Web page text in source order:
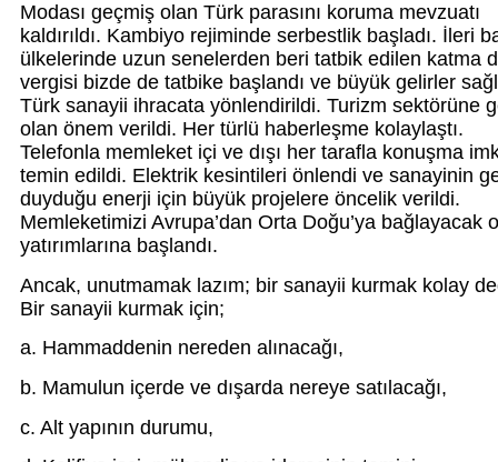
Modası geçmiş olan Türk parasını koruma mevzuatı
kaldırıldı. Kambiyo rejiminde serbestlik başladı. İleri
ülkelerinde uzun senelerden beri tatbik edilen katma
vergisi bizde de tatbike başlandı ve büyük gelirler
Türk sanayii ihracata yönlendirildi. Turizm sektörüne
olan önem verildi. Her türlü haberleşme kolaylaştı.
Telefonla memleket içi ve dışı her tarafla konuşma
temin edildi. Elektrik kesintileri önlendi ve sanayinin
duyduğu enerji için büyük projelere öncelik verildi.
Memleketimizi Avrupa’dan Orta Doğu’ya bağlayacak
yatırımlarına başlandı.
Ancak, unutmamak lazım; bir sanayii kurmak kolay
Bir sanayii kurmak için;
a. Hammaddenin nereden alınacağı,
b. Mamulun içerde ve dışarda nereye satılacağı,
c. Alt yapının durumu,